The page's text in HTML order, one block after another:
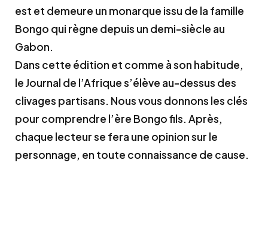
est et demeure un monarque issu de la famille
Bongo qui règne depuis un demi-siècle au
Gabon.
Dans cette édition et comme à son habitude,
le Journal de l’Afrique s’élève au-dessus des
clivages partisans. Nous vous donnons les clés
pour comprendre l’ère Bongo fils. Après,
chaque lecteur se fera une opinion sur le
personnage, en toute connaissance de cause.